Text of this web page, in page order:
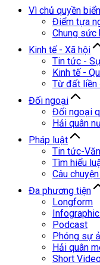
Vì chủ quyền
Điểm tựa
Chung sức
Kinh tế - Xã hội
Tin tức -
Kinh tế -
Từ đất liền
Đối ngoại
Đối ngoại
Hải quân
Pháp luật
Tin tức-
Tìm hiểu
Câu
Đa phương tiện
Longform
Podcast
Phóng sự
Hải quân
Short